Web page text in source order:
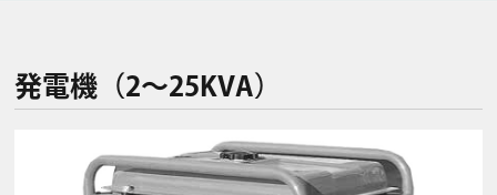
発電機（2〜25KVA）